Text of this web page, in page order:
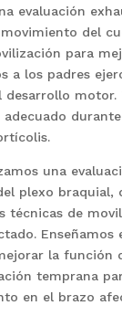
evaluación
del
para
a los padres
una
plexo braquial,
de
Enseñamos
la función
temprana
en el brazo